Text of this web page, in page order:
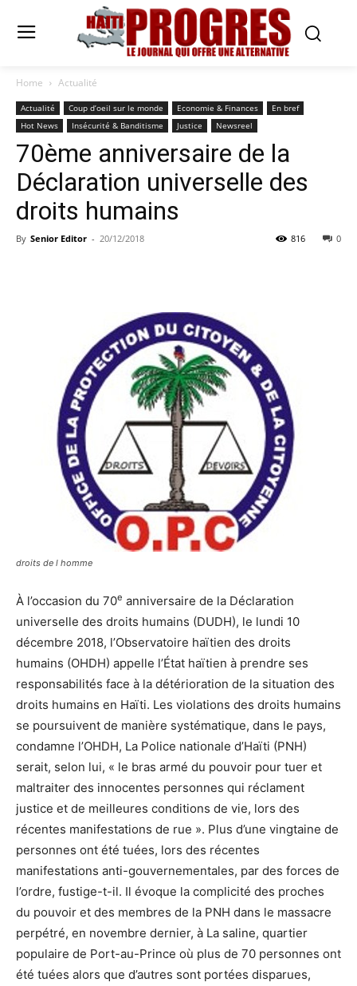
Home Actualité
Actualité Coup d’oeil sur le monde Economie & Finances
En bref
Hot News
Insécurité & Banditisme Justice Newsreel
70ème anniversaire de la
Déclaration universelle des
droits humains
By Senior Editor - 20/12/2018 0
816
droits de l homme
À l’occasion du 70e anniversaire de la Déclaration
universelle des droits humains (DUDH), le lundi 10
décembre 2018, l’Observatoire haïtien des droits
humains (OHDH) appelle l’État haïtien à prendre ses
responsabilités face à la détérioration de la situation des
droits humains en Haïti. Les violations des droits humains
se poursuivent de manière systématique, dans le pays,
condamne l’OHDH, La Police nationale d’Haïti (PNH)
serait, selon lui, « le bras armé du pouvoir pour tuer et
maltraiter des innocentes personnes qui réclament
justice et de meilleures conditions de vie, lors des
récentes manifestations de rue ». Plus d’une vingtaine de
personnes ont été tuées, lors des récentes
manifestations anti-gouvernementales, par des forces de
l’ordre, fustige-t-il. Il évoque la complicité des proches
du pouvoir et des membres de la PNH dans le massacre
perpétré, en novembre dernier, à La saline, quartier
populaire de Port-au-Prince où plus de 70 personnes ont
été tuées alors que d’autres sont portées disparues,